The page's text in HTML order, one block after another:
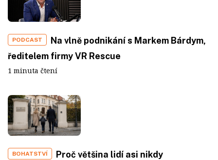
PODCAST
Na vlně podnikání s Markem Bárdym,
ředitelem firmy VR Rescue
1 minuta čtení
BOHATSTVÍ
Proč většina lidí asi nikdy